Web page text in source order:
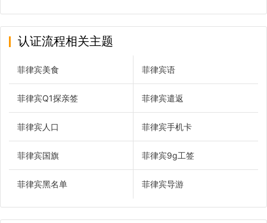
认证流程相关主题
菲律宾美食 菲律宾语
菲律宾Q1探亲签 菲律宾遣返
菲律宾人口 菲律宾手机卡
菲律宾国旗 菲律宾9g工签
菲律宾黑名单 菲律宾导游